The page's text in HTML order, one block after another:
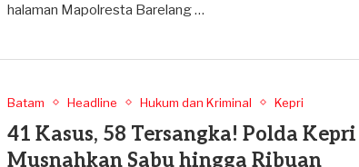
halaman Mapolresta Barelang …
Batam Headline Hukum dan Kriminal Kepri
41 Kasus, 58 Tersangka! Polda Kepri
Musnahkan Sabu hingga Ribuan